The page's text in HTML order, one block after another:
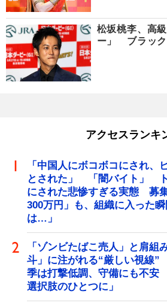
松坂桃李、高
ー」 ブラック
アクセスランキ
「中国人にボコボコにされ、
とされた」 「闇バイト」
にされた悲惨すぎる実態 募
300万円」も、組織に入った
は…」
「ゾンビたばこ売人」と肩組
斗」に注がれる“厳しい視線
季は打撃低調、守備にも不安
選択肢のひとつに」